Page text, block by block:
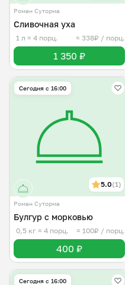
Роман Суторма
Сливочная уха
1 л ≈ 4 порц. ≈ 338₽ / порц.
1 350 ₽
Сегодня с 16:00
5.0(1)
Роман Суторма
Булгур с морковью
0,5 кг ≈ 4 порц. ≈ 100₽ / порц.
400 ₽
Сегодня с 16:00